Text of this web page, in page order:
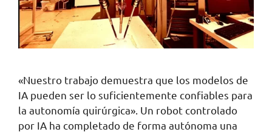
«Nuestro trabajo demuestra que los modelos de
IA pueden ser lo suficientemente confiables para
la autonomía quirúrgica». Un robot controlado
por IA ha completado de forma autónoma una